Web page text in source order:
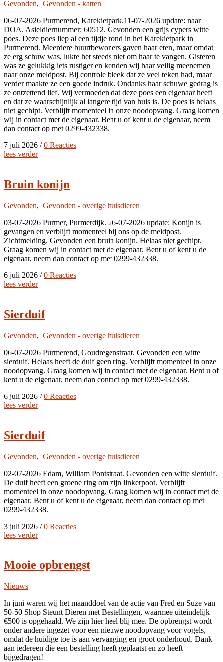
Gevonden, Gevonden - katten
06-07-2026 Purmerend, Karekietpark.11-07-2026 update: naar
DOA. Asieldiernummer: 60512. Gevonden een grijs cypers witte
poes. Deze poes liep al een tijdje rond in het Karekietpark in
Purmerend. Meerdere buurtbewoners gaven haar eten, maar omdat
ze erg schuw was, lukte het steeds niet om haar te vangen. Gisteren
was ze gelukkig iets rustiger en konden wij haar veilig meenemen
naar onze meldpost. Bij controle bleek dat ze veel teken had, maar
verder maakte ze een goede indruk. Ondanks haar schuwe gedrag is
ze ontzettend lief. Wij vermoeden dat deze poes een eigenaar heeft
en dat ze waarschijnlijk al langere tijd van huis is. De poes is helaas
niet gechipt. Verblijft momenteel in onze noodopvang. Graag komen
wij in contact met de eigenaar. Bent u of kent u de eigenaar, neem
dan contact op met 0299-432338.
7 juli 2026 / 0 Reacties
lees verder
Bruin konijn
Gevonden, Gevonden - overige huisdieren
03-07-2026 Purmer, Purmerdijk. 26-07-2026 update: Konijn is
gevangen en verblijft momenteel bij ons op de meldpost.
Zichtmelding. Gevonden een bruin konijn. Helaas niet gechipt.
Graag komen wij in contact met de eigenaar. Bent u of kent u de
eigenaar, neem dan contact op met 0299-432338.
6 juli 2026 / 0 Reacties
lees verder
Sierduif
Gevonden, Gevonden - overige huisdieren
06-07-2026 Purmerend, Goudregenstraat. Gevonden een witte
sierduif. Helaas heeft de duif geen ring. Verblijft momenteel in onze
noodopvang. Graag komen wij in contact met de eigenaar. Bent u of
kent u de eigenaar, neem dan contact op met 0299-432338.
6 juli 2026 / 0 Reacties
lees verder
Sierduif
Gevonden, Gevonden - overige huisdieren
02-07-2026 Edam, William Pontstraat. Gevonden een witte sierduif.
De duif heeft een groene ring om zijn linkerpoot. Verblijft
momenteel in onze noodopvang. Graag komen wij in contact met de
eigenaar. Bent u of kent u de eigenaar, neem dan contact op met
0299-432338.
3 juli 2026 / 0 Reacties
lees verder
Mooie opbrengst
Nieuws
In juni waren wij het maanddoel van de actie van Fred en Suze van
50-50 Shop Steunt Dieren met Bestellingen, waarmee uiteindelijk
€500 is opgehaald. We zijn hier heel blij mee. De opbrengst wordt
onder andere ingezet voor een nieuwe noodopvang voor vogels,
omdat de huidige toe is aan vervanging en groot onderhoud. Dank
aan iedereen die een bestelling heeft geplaatst en zo heeft
bijgedragen!